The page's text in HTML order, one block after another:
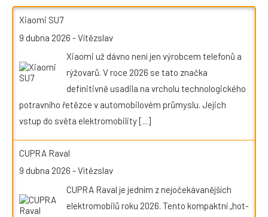
Xiaomi SU7
9 dubna 2026 -Vítězslav
Xiaomi už dávno není jen výrobcem telefonů a
rýžovarů. V roce 2026 se tato značka
definitivně usadila na vrcholu technologického
potravního řetězce v automobilovém průmyslu. Jejich
vstup do světa elektromobility[...]
CUPRA Raval
9 dubna 2026 -Vítězslav
CUPRA Raval je jedním z nejočekávanějších
elektromobilů roku 2026. Tento kompaktní „hot-